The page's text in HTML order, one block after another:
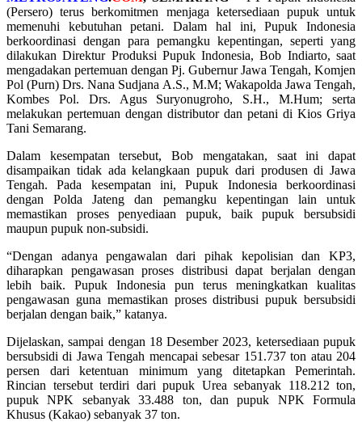
(Persero) terus berkomitmen menjaga ketersediaan pupuk untuk
memenuhi kebutuhan petani. Dalam hal ini, Pupuk Indonesia
berkoordinasi dengan para pemangku kepentingan, seperti yang
dilakukan Direktur Produksi Pupuk Indonesia, Bob Indiarto, saat
mengadakan pertemuan dengan Pj. Gubernur Jawa Tengah, Komjen
Pol (Purn) Drs. Nana Sudjana A.S., M.M; Wakapolda Jawa Tengah,
Kombes Pol. Drs. Agus Suryonugroho, S.H., M.Hum; serta
melakukan pertemuan dengan distributor dan petani di Kios Griya
Tani Semarang.
Dalam kesempatan tersebut, Bob mengatakan, saat ini dapat
disampaikan tidak ada kelangkaan pupuk dari produsen di Jawa
Tengah. Pada kesempatan ini, Pupuk Indonesia berkoordinasi
dengan Polda Jateng dan pemangku kepentingan lain untuk
memastikan proses penyediaan pupuk, baik pupuk bersubsidi
maupun pupuk non-subsidi.
“Dengan adanya pengawalan dari pihak kepolisian dan KP3,
diharapkan pengawasan proses distribusi dapat berjalan dengan
lebih baik. Pupuk Indonesia pun terus meningkatkan kualitas
pengawasan guna memastikan proses distribusi pupuk bersubsidi
berjalan dengan baik,” katanya.
Dijelaskan, sampai dengan 18 Desember 2023, ketersediaan pupuk
bersubsidi di Jawa Tengah mencapai sebesar 151.737 ton atau 204
persen dari ketentuan minimum yang ditetapkan Pemerintah.
Rincian tersebut terdiri dari pupuk Urea sebanyak 118.212 ton,
pupuk NPK sebanyak 33.488 ton, dan pupuk NPK Formula
Khusus (Kakao) sebanyak 37 ton.